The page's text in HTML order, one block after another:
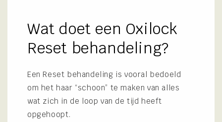
Wat doet een Oxilock
Reset behandeling?
Een Reset behandeling is vooral bedoeld
om het haar “schoon” te maken van alles
wat zich in de loop van de tijd heeft
opgehoopt.